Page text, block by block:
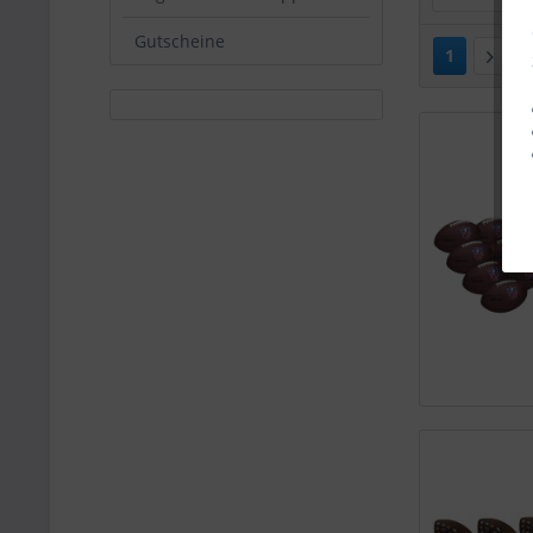
Gutscheine
1